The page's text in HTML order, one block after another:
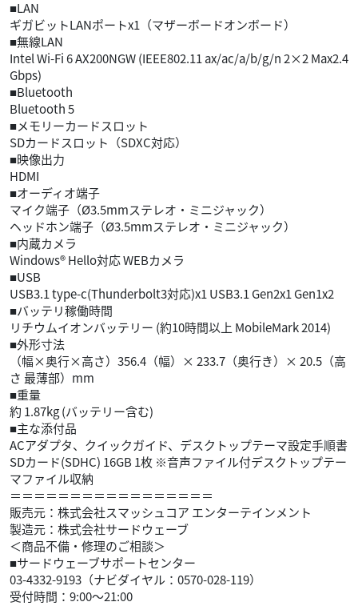
■LAN
ギガビットLANポートx1（マザーボードオンボード）
■無線LAN
Intel Wi-Fi 6 AX200NGW (IEEE802.11 ax/ac/a/b/g/n 2×2 Max2.4
Gbps)
■Bluetooth
Bluetooth 5
■メモリーカードスロット
SDカードスロット（SDXC対応）
■映像出力
HDMI
■オーディオ端子
マイク端子（Ø3.5mmステレオ・ミニジャック）
ヘッドホン端子（Ø3.5mmステレオ・ミニジャック）
■内蔵カメラ
Windows® Hello対応 WEBカメラ
■USB
USB3.1 type-c(Thunderbolt3対応)x1 USB3.1 Gen2x1 Gen1x2
■バッテリ稼働時間
リチウムイオンバッテリー (約10時間以上 MobileMark 2014)
■外形寸法
（幅×奥行×高さ）356.4（幅）× 233.7（奥行き）× 20.5（高
さ 最薄部）mm
■重量
約 1.87kg (バッテリー含む)
■主な添付品
ACアダプタ、クイックガイド、デスクトップテーマ設定手順書
SDカード(SDHC) 16GB 1枚 ※音声ファイル付デスクトップテー
マファイル収納
＝＝＝＝＝＝＝＝＝＝＝＝＝＝＝＝＝
販売元：株式会社スマッシュコア エンターテインメント
製造元：株式会社サードウェーブ
＜商品不備・修理のご相談＞
■サードウェーブサポートセンター
03-4332-9193（ナビダイヤル：0570-028-119）
受付時間：9:00～21:00